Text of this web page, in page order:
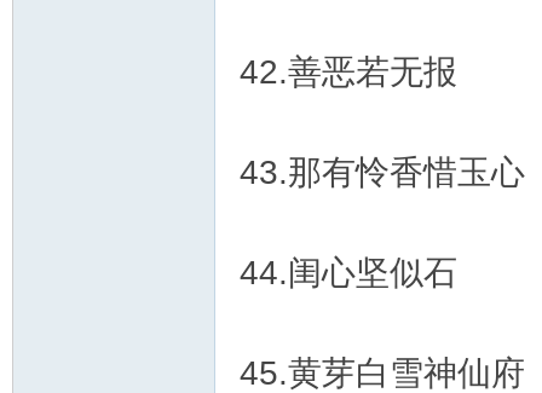
42.善恶若无报
43.那有怜香惜玉心
44.闺心坚似石
45.黄芽白雪神仙府